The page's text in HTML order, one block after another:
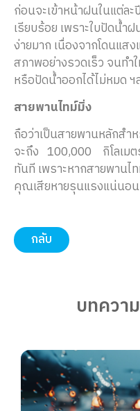
ก่อนจะเข้าหน้าฝนในแต่ล
เรียบร้อย เพราะใบปัดน้ำ
ง่ายมาก เนื่องจากโดนแส
สภาพอย่างรวดเร็ว จนทำ
หรือปัดน้ำออกได้ไม่หมด ฯ
สายพานไทม์มิ่ง
ถือว่าเป็นสายพานหลักสำ
จะถึง 100,000
กิโลเม
ทันที เพราะหากสายพาน
คุณเสียหายรุนแรงแน่นอน
กลับ
บทควา